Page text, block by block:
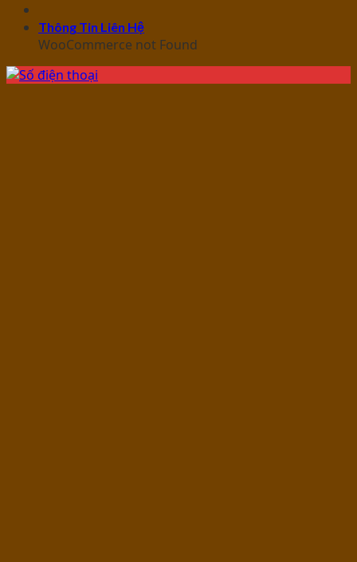
Thông Tin Liên Hệ
WooCommerce not Found